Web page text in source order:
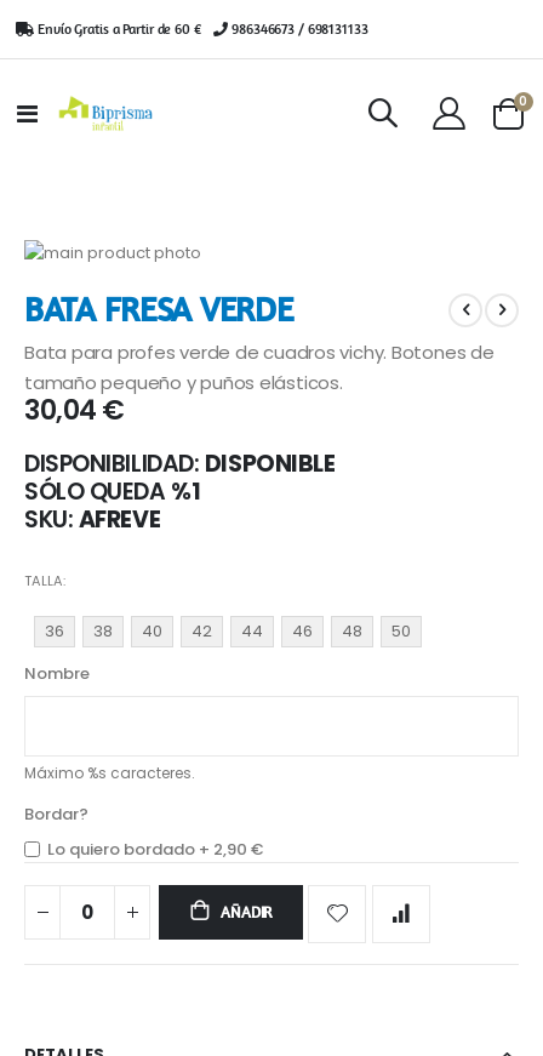
Envío Gratis a Partir de 60 € | 986346673 / 698131133
Toggle
Cart
0
Saltar
final
de
la
galería
de
imágenes
al
comienzo
de
la
galería
imágenes
BATA FRESA VERDE
Bata para profes verde de cuadros vichy. Botones de
tamaño pequeño y puños elásticos.
30,04 €
DISPONIBILIDAD: DISPONIBLE
SÓLO QUEDA %1
SKU AFREVE
TALLA
36 38 40 42 44 46 48
50
Nombre
Máximo %s caracteres.
Bordar?
Lo quiero bordado + 2,90 €
AÑADIR